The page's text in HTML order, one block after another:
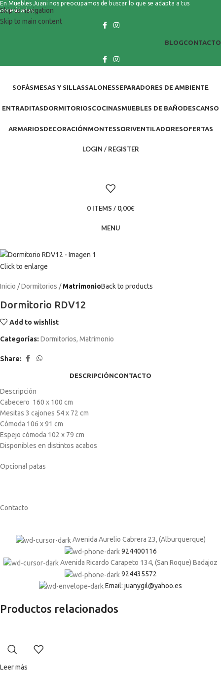
Skip to navigation
Skip to main content
En Muebles Juani nos preocupamos de buscar lo que se adapta a tus
necesidades
BLOGCONTACTO
SOFÁSMESAS Y SILLASSALONESSEPARADORES DE AMBIENTE
ENTRADITASDORMITORIOSCOCINASMUEBLES DE BAÑODESCANSO
ARMARIOSDECORACIÓNMONTESSORIVENTILADORESOFERTAS
LOGIN / REGISTER
0 ITEMS / 0,00€
MENU
Click to enlarge
Inicio Dormitorios MatrimonioBack to products
Dormitorio RDV12
Add to wishlist
Categorías: Dormitorios, Matrimonio
Share:
DESCRIPCIÓNCONTACTO
Descripción
Cabecero 160 x 100 cm
Mesitas 3 cajones 54 x 72 cm
Cómoda 106 x 91 cm
Espejo cómoda 102 x 79 cm
Disponibles en distintos acabos
Opcional patas
Contacto
Avenida Aurelio Cabrera 23, (Alburquerque)
924400116
Avenida Ricardo Carapeto 134, (San Roque) Badajoz
924435572
Email: juanygil@yahoo.es
Productos relacionados
Leer más